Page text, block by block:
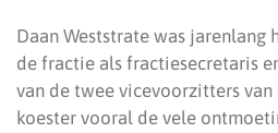
Daan Weststrate was jarenlang
de fractie als fractiesecretaris
van de twee vicevoorzitters van
koester vooral de vele